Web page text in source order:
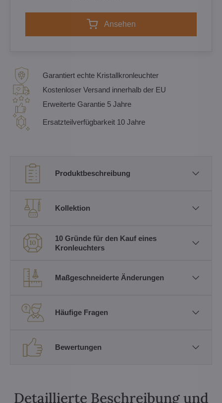
Ansehen
Garantiert echte Kristallkronleuchter
Kostenloser Versand innerhalb der EU
Erweiterte Garantie 5 Jahre
Ersatzteilverfügbarkeit 10 Jahre
Produktbeschreibung
Kollektion
10 Gründe für den Kauf eines
Kronleuchters
Maßgeschneiderte Änderungen
Häufige Fragen
Bewertungen
Detaillierte Beschreibung und